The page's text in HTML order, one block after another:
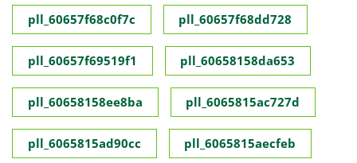
pll_60657f68c0f7c pll_60657f68dd728
pll_60657f69519f1 pll_60658158da653
pll_60658158ee8ba pll_6065815ac727d
pll_6065815ad90cc pll_6065815aecfeb